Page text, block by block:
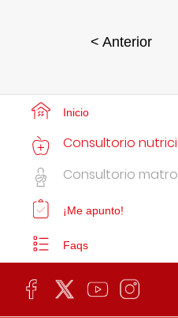
< Anterior
Inicio
Consultorio
Consultorio
¡Me apunto!
Faqs